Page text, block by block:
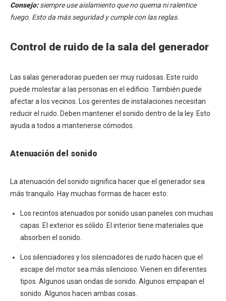
Consejo:siempre use aislamiento que no quema ni ralentice
fuego. Esto da más seguridad y cumple con las reglas.
Control de ruido de la sala del generador
Las salas generadoras pueden ser muy ruidosas. Este ruido
puede molestar a las personas en el edificio. También puede
afectar a los vecinos. Los gerentes de instalaciones necesitan
reducir el ruido. Deben mantener el sonido dentro de la ley. Esto
ayuda a todos a mantenerse cómodos.
Atenuación del sonido
La atenuación del sonido significa hacer que el generador sea
más tranquilo. Hay muchas formas de hacer esto:
Los recintos atenuados por sonido usan paneles con muchas
capas. El exterior es sólido. El interior tiene materiales que
absorben el sonido.
Los silenciadores y los silenciadores de ruido hacen que el
escape del motor sea más silencioso. Vienen en diferentes
tipos. Algunos usan ondas de sonido. Algunos empapan el
sonido. Algunos hacen ambas cosas.